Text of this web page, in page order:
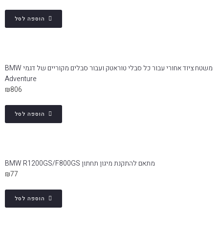
הוספה לסל
משטח ציוד אחורי עבור כל סבלי טוראטק ועבור סבלים מקוריים של דגמי BMW
Adventure
₪806
הוספה לסל
מתאם להתקנת מיגון תחתון BMW R1200GS/F800GS
₪77
הוספה לסל